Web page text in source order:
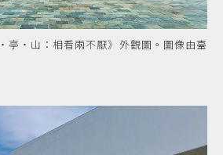
亭・山：相看兩不厭》外觀圖。圖像由臺